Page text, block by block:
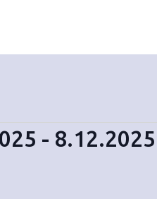
- 8.12.2025